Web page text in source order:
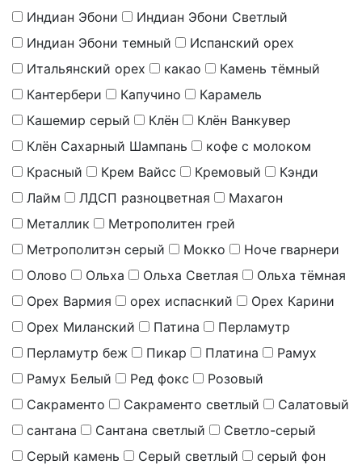
Индиан Эбони
Индиан Эбони Светлый
Индиан Эбони темный
Испанский орех
Итальянский орех
какао
Камень тёмный
Кантербери
Капучино
Карамель
Кашемир серый
Клён
Клён Ванкувер
Клён Сахарный Шампань
кофе с молоком
Красный
Крем Вайсс Кремовый
Кэнди
Лайм
ЛДСП разноцветная
Махагон
Металлик
Метрополитен грей
Метрополитэн серый
Мокко
Ноче гварнери
Олово
Ольха Ольха Светлая
Ольха тёмная
Орех Вармия
орех испаснкий
Орех Карини
Орех Миланский
Патина
Перламутр
Перламутр беж
Пикар Платина
Рамух
Рамух Белый
Ред фокс
Розовый
Сакраменто
Сакраменто светлый
Салатовый
сантана
Сантана светлый
Светло-серый
Серый камень
Серый светлый
серый фон